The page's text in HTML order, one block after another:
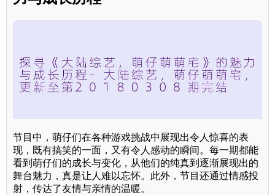
节目中，萌仔们在各种游戏挑战中展现出令人惊喜的表
现，既有搞笑的一面，又有令人感动的瞬间。每一期都能
看到萌仔们的成长与变化，从他们的纯真到逐渐展现出的
舞台魅力，真是让人难以忘怀。此外，节目还通过情感投
射，传达了友情与亲情的温暖。